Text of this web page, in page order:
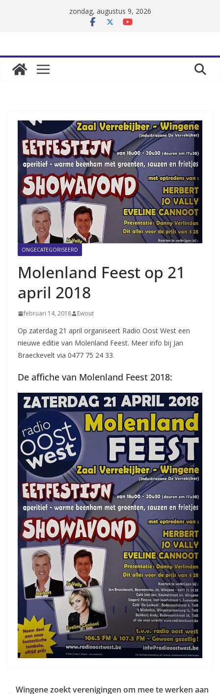
zondag, augustus 9, 2026
ONGECATEGORISEERD
Molenland Feest op 21
april 2018
februari 14, 2018 Ewout
Op zaterdag 21 april organiseert Radio Oost West een
nieuwe editie van Molenland Feest. Meer info bij Jan
Braeckevelt via 0477 75 24 33.
De affiche van Molenland Feest 2018:
Wingene zoekt verenigingen om mee te werken aan